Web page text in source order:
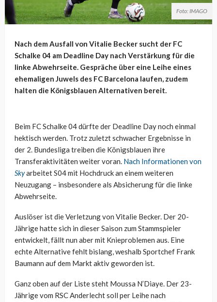
Foto: IMAGO
Nach dem Ausfall von Vitalie Becker sucht der FC
Schalke 04 am Deadline Day nach Verstärkung für die
linke Abwehrseite. Gespräche über eine Leihe eines
ehemaligen Juwels des FC Barcelona laufen, zudem
halten die Königsblauen Alternativen bereit.
Beim FC Schalke 04 dürfte der Deadline Day noch einmal
hektisch werden. Trotz zuletzt schwacher Ergebnisse in
der 2. Bundesliga treiben die Königsblauen ihre
Transferaktivitäten weiter voran. Nach Informationen von
Skyarbeitet S04 mit Hochdruck an einem weiteren
Neuzugang – insbesondere als Absicherung für die linke
Abwehrseite.
Auslöser ist die Verletzung von Vitalie Becker. Der 20-
Jährige hatte sich in dieser Saison zum Stammspieler
entwickelt, fällt nun aber mit Knieproblemen aus. Eine
echte Alternative fehlt bislang, weshalb Sportchef Frank
Baumann auf dem Markt aktiv geworden ist.
Ganz oben auf der Liste steht Moussa N’Diaye. Der 23-
Jährige vom RSC Anderlecht soll per Leihe nach